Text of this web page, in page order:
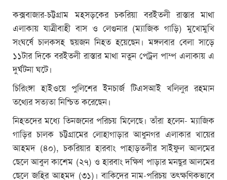
কক্সবাজার-চট্টগ্রাম মহসড়কের চকরিয়া বরইতলী রাস্তার মাথা
এলাকায় যাত্রীবাহী বাস ও লেগুনার (ম্যাজিক গাড়ি) মুখোমুখি
সংঘর্ষে চালকসহ ছয়জন নিহত হয়েছেন। মঙ্গলবার বেলা সাড়ে
১১টার দিকে বরইতলী রাস্তার মাথা নতুন পেট্রল পাম্প এলাকায় এ
দুর্ঘটনা ঘটে।
চিরিংঙ্গা হাইওয়ে পুলিশের ইনচার্জ টিএসআই খলিলুর রহমান
তথ্যের সত্যতা নিশ্চিত করেছেন।
নিহতদের মধ্যে তিনজনের পরিচয় মিলেছে। তাঁরা হলেন- ম্যাজিক
গাড়ির চালক চট্টগ্রামের লোহাগাড়ার আধুনগর এলাকার খায়ের
আহমদ (৪০), চকরিয়ার হারবাং পাহাড়তলীর সাইফুল আলমের
ছেলে আবুল কাশেম (২৭) ও হারবাং দক্ষিণ পাড়ার মনছুর আলমের
ছেলে জহির আহমদ (৩১)। বাকিদের নাম-পরিচয় তৎক্ষণিকভাবে